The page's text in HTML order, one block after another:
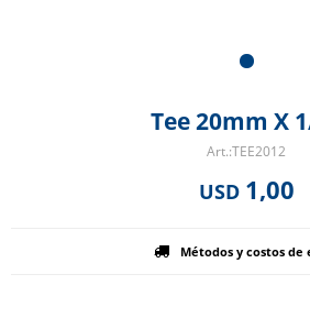
Tee 20mm X
TEE2012
USD 1,00
Métodos y costos de